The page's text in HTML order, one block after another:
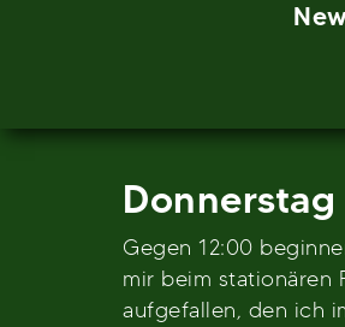
Gegen 12:00
mir beim stationären
aufgefallen, den ich